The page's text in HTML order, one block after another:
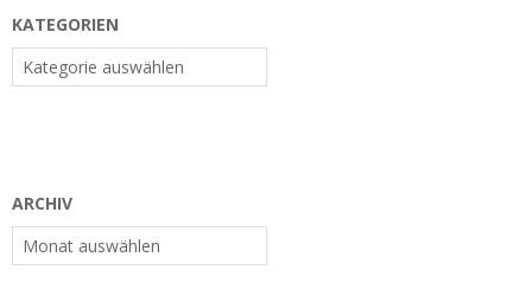
KATEGORIEN
Kategorien
ARCHIV
Archiv